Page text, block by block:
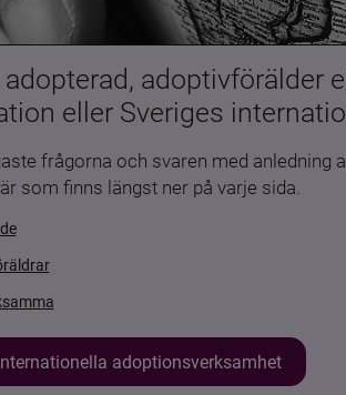
adoptivförälder
eller Sveriges
frågorna och svaren med
som finns längst ner på varje sida.
adoptionsverksamhet